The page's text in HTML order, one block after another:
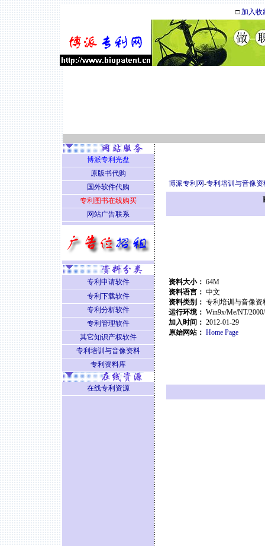
□加入收
博派专利网-专利培训与音像资
资料大小： 64M
资料语言： 中文
资料类别： 专利培训与音像资
运行环境： Win9x/Me/NT/
加入时间： 2012-01-29
原始网站： Home Page
博派专利光盘
原版书代购
国外软件代购
专利图书在线购买
网站广告联系
专利申请软件
专利下载软件
专利分析软件
专利管理软件
其它知识产权软件
专利培训与音像资料
专利资料库
在线专利资源